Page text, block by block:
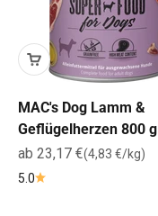
MAC's Dog Lamm &
Geflügelherzen 800 g
Angebot
ab 23,17 €(4,83 €/kg)
5.0